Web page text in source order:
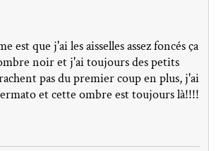
est que j'ai les aisselles assez foncés ça
noir et j'ai toujours des petits
pas du premier coup en plus, j'ai
et cette ombre est toujours là!!!!